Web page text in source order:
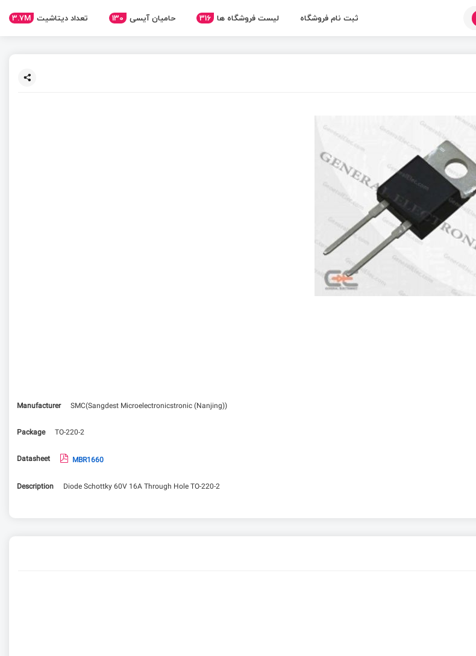
ثبت نام فروشگاه لیست فروشگاه ها 316 حامیان آیسی 130 تعداد دیتاشیت 3.7M
Manufacturer
SMC(Sangdest Microelectronicstronic (Nanjing))
Package TO-220-2
Datasheet MBR1660
Description Diode Schottky 60V 16A Through Hole TO-220-2